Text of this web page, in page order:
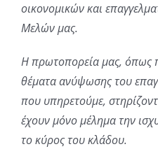
οικονομικών και
Μελών μας.
Η πρωτοπορεία μας, όπως
θέματα ανύψωσης του
που υπηρετούμε,
έχουν μόνο μέλημα την
το κύρος του κλάδου.